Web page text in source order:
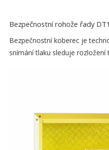
Bezpečnostní rohože řady
Bezpečnostní koberec je
snímání tlaku sleduje rozložení